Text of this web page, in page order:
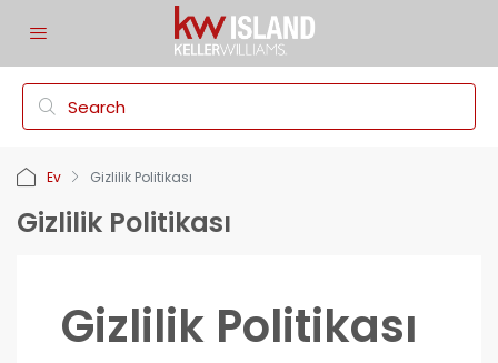
Ev Gizlilik Politikası
Gizlilik Politikası
Gizlilik Politikası